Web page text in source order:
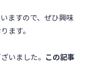
ますので、ぜひ興味
ます。
いました。 この記事